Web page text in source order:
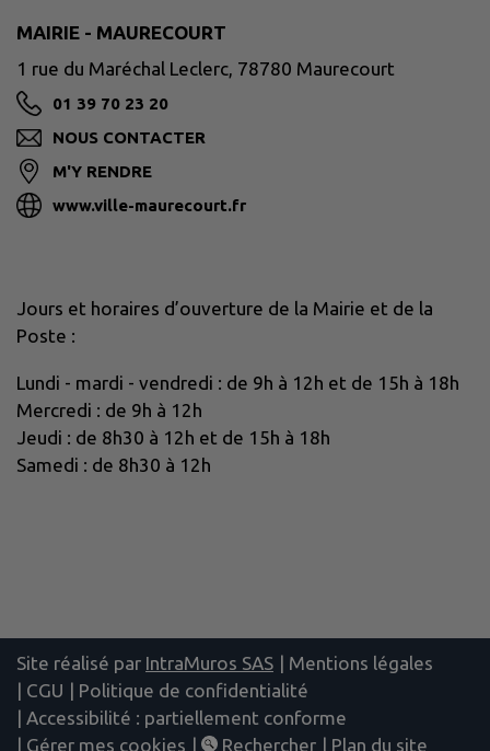
MAIRIE - MAURECOURT
1 rue du Maréchal Leclerc, 78780 Maurecourt
01 39 70 23 20
NOUS CONTACTER
M'Y RENDRE
www.ville-maurecourt.fr
Jours et horaires d’ouverture de la Mairie et de la
Poste :
Lundi - mardi - vendredi : de 9h à 12h et de 15h à 18h
Mercredi : de 9h à 12h
Jeudi : de 8h30 à 12h et de 15h à 18h
Samedi : de 8h30 à 12h
Site réalisé par IntraMuros SAS | Mentions légales
| CGU | Politique de confidentialité
| Accessibilité : partiellement conforme
| Gérer mes cookies | Rechercher | Plan du site